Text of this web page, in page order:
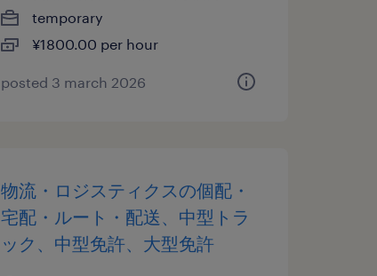
temporary
¥1800.00 per hour
posted 3 march 2026
物流・ロジスティクスの個配・
宅配・ルート・配送、中型トラ
ック、中型免許、大型免許